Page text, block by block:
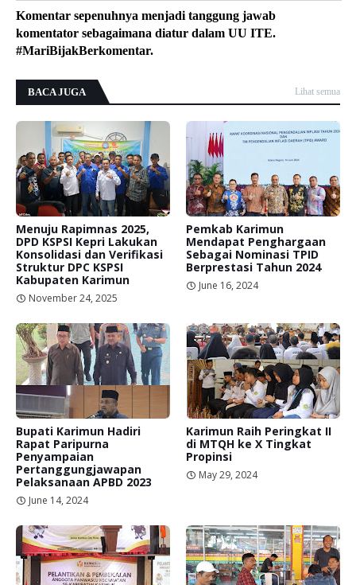
Komentar sepenuhnya menjadi tanggung jawab
komentator sebagaimana diatur dalam UU ITE.
#MariBijakBerkomentar.
BACA JUGA Lihat semua
Menuju Rapimnas 2025,
DPD KSPSI Kepri Lakukan
Konsolidasi dan Verifikasi
Struktur DPC KSPSI
Kabupaten Karimun
November 24, 2025
Pemkab Karimun
Mendapat Penghargaan
Sebagai Nominasi TPID
Berprestasi Tahun 2024
June 16, 2024
Bupati Karimun Hadiri
Rapat Paripurna
Penyampaian
Pertanggungjawapan
Pelaksanaan APBD 2023
June 14, 2024
Karimun Raih Peringkat II
di MTQH ke X Tingkat
Propinsi
May 29, 2024